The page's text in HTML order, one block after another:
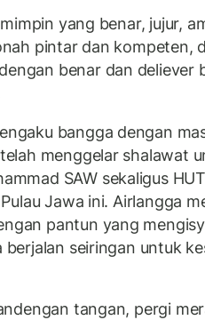
yang benar, jujur,
pintar dan kompeten,
benar dan deliever
bangga dengan
menggelar shalawat
SAW sekaligus
Jawa ini. Airlangga
pantun yang
berjalan seiringan untuk
tangan, pergi